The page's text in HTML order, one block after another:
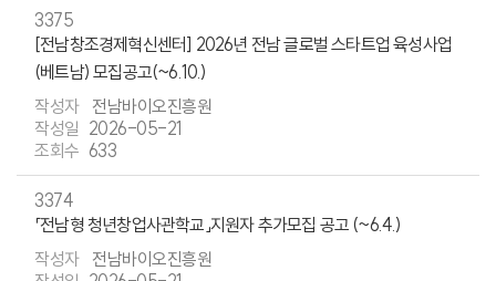
3375
[전남창조경제혁신센터] 2026년 전남 글로벌 스타트업 육성사업
(베트남) 모집공고(~6.10.)
전남바이오진흥원
2026-05-21
633
3374
「전남형 청년창업사관학교」지원자 추가모집 공고 (~6.4.)
전남바이오진흥원